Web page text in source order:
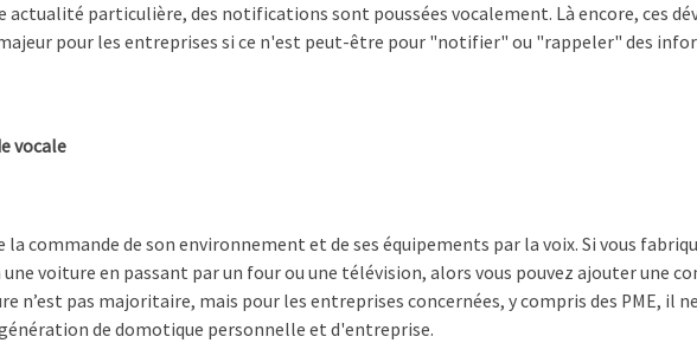
actualité particulière, des notifications sont poussées vocalement. Là encore, ces
pour les entreprises si ce n'est peut-être pour "notifier" ou "rappeler" des
vocale
commande de son environnement et de ses équipements par la voix. Si vous
voiture en passant par un four ou une télévision, alors vous pouvez ajouter une
n’est pas majoritaire, mais pour les entreprises concernées, y compris des PME, il
de domotique personnelle et d'entreprise.